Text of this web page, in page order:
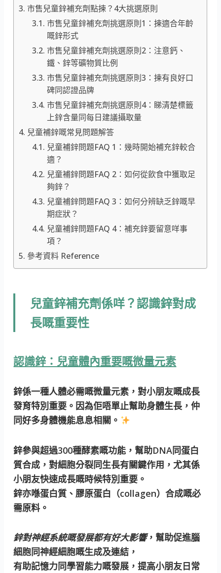
市售兒童鋅補充劑點揀？4大挑選原則
市售兒童鋅補充劑挑選原則1：揀適合年齡
嘅鋅形式
市售兒童鋅補充劑挑選原則2：注意鈣、
鐵、鋅等礦物質比例
市售兒童鋅補充劑挑選原則3：揀有良好口
碑同認證品牌
市售兒童鋅補充劑挑選原則4：睇清楚標籤
上鋅含量同每日建議攝取量
兒童補鋅嘅常見問題解答
兒童補鋅問題FAQ 1：幾時開始補充鋅較合
適？
兒童補鋅問題FAQ 2：如何從飲食中獲取足
夠鋅？
兒童補鋅問題FAQ 3：如何分辨缺乏鋅嘅早
期症狀？
兒童補鋅問題FAQ 4：補充鋅要留意咩事
項？
參考資料 Reference
兒童鋅補充劑係咩？認識鋅對成
長嘅重要性
認識鋅：兒童體內重要嘅微量元素
鋅係一種人體必需嘅微量元素，對小朋友嘅成長
發育特別重要。因為佢唔單止幫助身體生長，仲
同好多身體機能息息相關。
鋅參與超過300種酵素嘅功能，幫助DNA同蛋白
質合成，對細胞分裂同生長有關鍵作用，尤其係
小朋友快速成長嘅時候特別重要。
鋅亦喺蛋白質、膠原蛋白（collagen）合成嘅必
需原料。
鋅對神經系統嘅發展都有好大影響，幫助促進腦
細胞同神經細胞嘅生成及連結，
有助記憶力同學習能力嘅發展，提高小朋友日常